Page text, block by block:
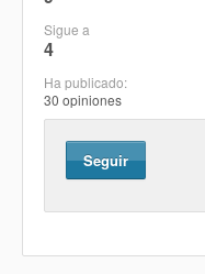
Sigue a
4
Ha publicado:
30 opiniones
Seguir